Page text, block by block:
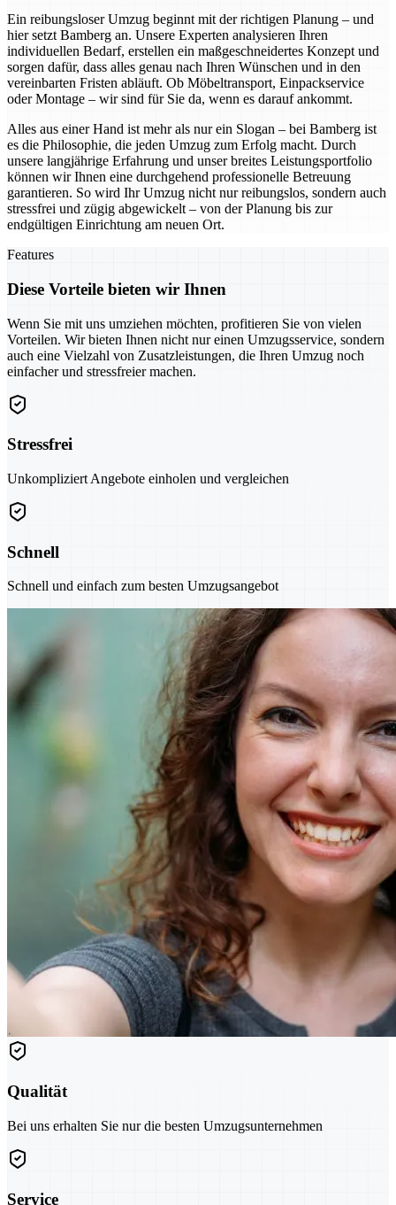
Ein reibungsloser Umzug beginnt mit der richtigen Planung – und
hier setzt Bamberg an. Unsere Experten analysieren Ihren
individuellen Bedarf, erstellen ein maßgeschneidertes Konzept und
sorgen dafür, dass alles genau nach Ihren Wünschen und in den
vereinbarten Fristen abläuft. Ob Möbeltransport, Einpackservice
oder Montage – wir sind für Sie da, wenn es darauf ankommt.
Alles aus einer Hand ist mehr als nur ein Slogan – bei Bamberg ist
es die Philosophie, die jeden Umzug zum Erfolg macht. Durch
unsere langjährige Erfahrung und unser breites Leistungsportfolio
können wir Ihnen eine durchgehend professionelle Betreuung
garantieren. So wird Ihr Umzug nicht nur reibungslos, sondern auch
stressfrei und zügig abgewickelt – von der Planung bis zur
endgültigen Einrichtung am neuen Ort.
Features
Diese Vorteile bieten wir Ihnen
Wenn Sie mit uns umziehen möchten, profitieren Sie von vielen
Vorteilen. Wir bieten Ihnen nicht nur einen Umzugsservice, sondern
auch eine Vielzahl von Zusatzleistungen, die Ihren Umzug noch
einfacher und stressfreier machen.
Stressfrei
Unkompliziert Angebote einholen und vergleichen
Schnell
Schnell und einfach zum besten Umzugsangebot
Qualität
Bei uns erhalten Sie nur die besten Umzugsunternehmen
Service